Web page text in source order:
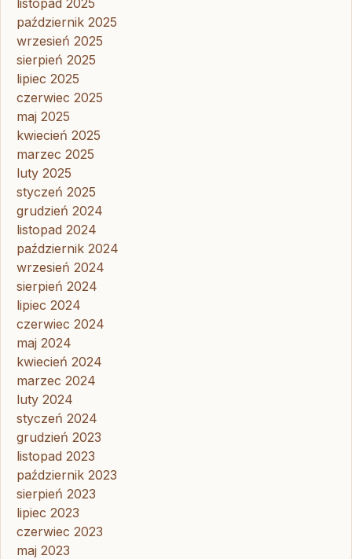
listopad 2025
październik 2025
wrzesień 2025
sierpień 2025
lipiec 2025
czerwiec 2025
maj 2025
kwiecień 2025
marzec 2025
luty 2025
styczeń 2025
grudzień 2024
listopad 2024
październik 2024
wrzesień 2024
sierpień 2024
lipiec 2024
czerwiec 2024
maj 2024
kwiecień 2024
marzec 2024
luty 2024
styczeń 2024
grudzień 2023
listopad 2023
październik 2023
sierpień 2023
lipiec 2023
czerwiec 2023
maj 2023